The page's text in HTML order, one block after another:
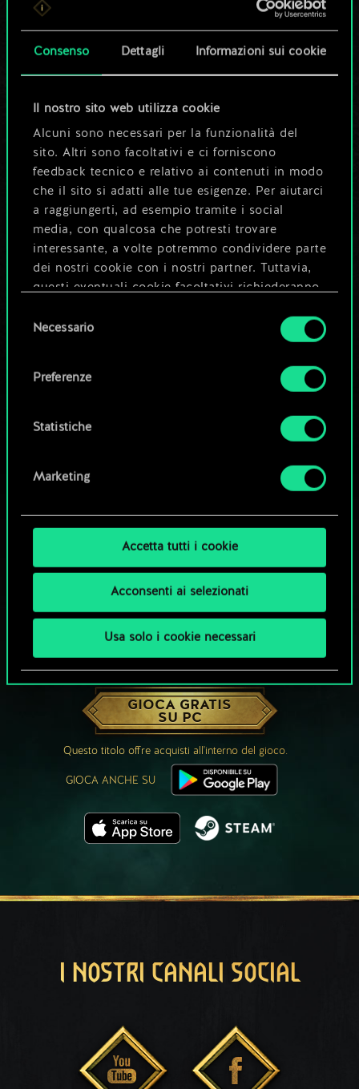
Consenso Dettagli Informazioni sui cookie
Il nostro sito web utilizza cookie
Alcuni sono necessari per la funzionalità del
sito. Altri sono facoltativi e ci forniscono
feedback tecnico e relativo ai contenuti in modo
che il sito si adatti alle tue esigenze. Per aiutarci
a raggiungerti, ad esempio tramite i social
media, con qualcosa che potresti trovare
interessante, a volte potremmo condividere parte
dei nostri cookie con i nostri partner. Tuttavia,
questi eventuali cookie facoltativi richiederanno
Tutti i dettagli su come utilizziamo i cookie e su
disponibili nel menu "Impostazioni" qui sotto.
delNecessario
Preferenze
Statistiche
Marketing
Accetta tutti i cookie
Acconsenti ai selezionati
Usa solo i cookie necessari
condiviso.
molto altro!
Dai un nome al mazzo e crea una
guida
Modifica mazzo
CHE NE DICI DI UNA PARTITA A GWENT?
GIOCA GRATIS
SU PC
Questo titolo offre acquisti all'interno del gioco.
GIOCA ANCHE SU
I NOSTRI CANALI SOCIAL